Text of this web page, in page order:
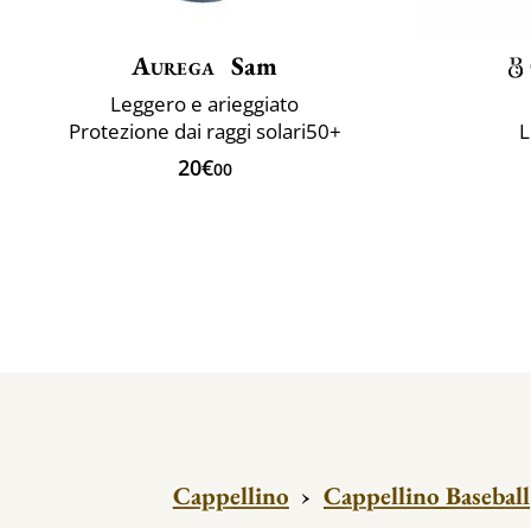
Aurega Sam
Leggero e arieggiato
Protezione dai raggi solari50+
20€00
Cappellino › Cappellino Baseball